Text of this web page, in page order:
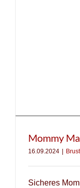
Mommy
16.09.2024 Brust
Sicheres